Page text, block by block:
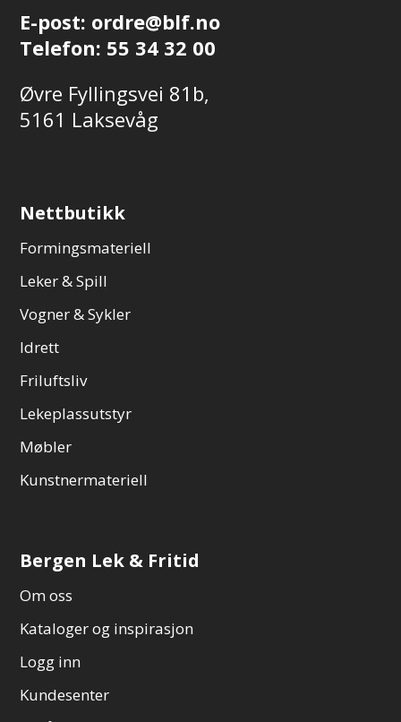
E-post: ordre@blf.no
Telefon: 55 34 32 00
Øvre Fyllingsvei 81b,
5161 Laksevåg
Nettbutikk
Formingsmateriell
Leker & Spill
Vogner & Sykler
Idrett
Friluftsliv
Lekeplassutstyr
Møbler
Kunstnermateriell
Bergen Lek & Fritid
Om oss
Kataloger og inspirasjon
Logg inn
Kundesenter